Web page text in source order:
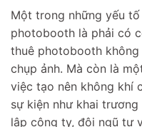
Một trong những yếu
photobooth là phải có
thuê photobooth
chụp ảnh. Mà còn là
việc tạo nên không khí
sự kiện như khai
lập công ty, đội ngũ tư